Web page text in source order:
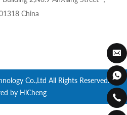
China
Co.,Ltd All Rights Reserved.
by HiCheng